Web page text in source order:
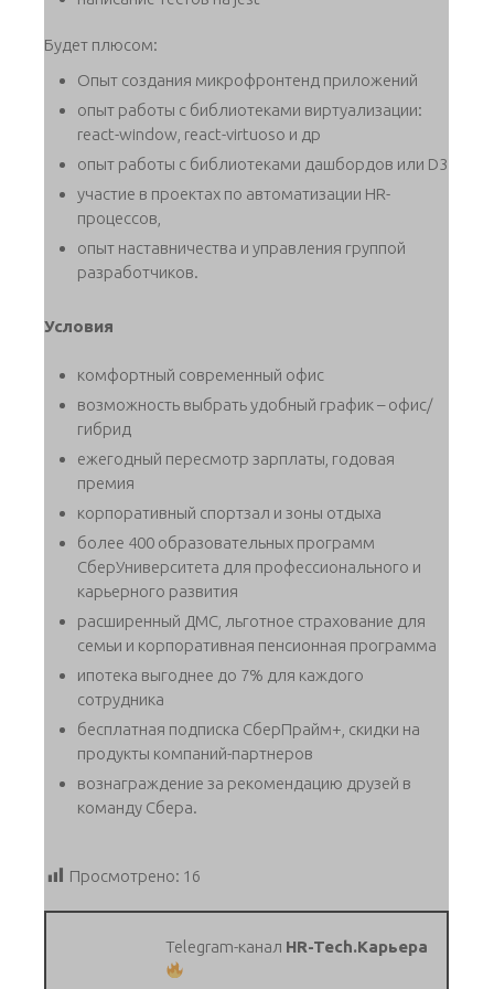
Будет плюсом:
Опыт создания микрофронтенд приложений
опыт работы с библиотеками виртуализации:
react-window, react-virtuoso и др
опыт работы с библиотеками дашбордов или D3
участие в проектах по автоматизации HR-
процессов,
опыт наставничества и управления группой
разработчиков.
Условия
комфортный современный офис
возможность выбрать удобный график – офис/
гибрид
ежегодный пересмотр зарплаты, годовая
премия
корпоративный спортзал и зоны отдыха
более 400 образовательных программ
СберУниверситета для профессионального и
карьерного развития
расширенный ДМС, льготное страхование для
семьи и корпоративная пенсионная программа
ипотека выгоднее до 7% для каждого
сотрудника
бесплатная подписка СберПрайм+, скидки на
продукты компаний-партнеров
вознаграждение за рекомендацию друзей в
команду Сбера.
Просмотрено: 16
Telegram-канал HR-Tech.Карьера